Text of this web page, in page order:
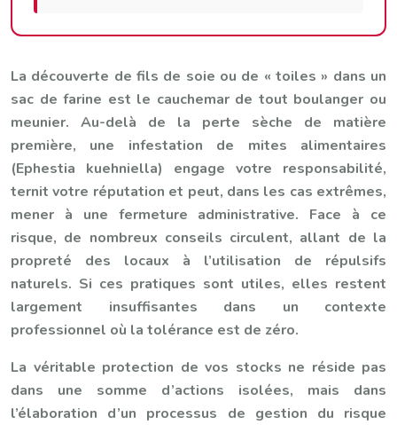
La découverte de fils de soie ou de « toiles » dans un
sac de farine est le cauchemar de tout boulanger ou
meunier. Au-delà de la perte sèche de matière
première, une infestation de mites alimentaires
(Ephestia kuehniella) engage votre responsabilité,
ternit votre réputation et peut, dans les cas extrêmes,
mener à une fermeture administrative. Face à ce
risque, de nombreux conseils circulent, allant de la
propreté des locaux à l’utilisation de répulsifs
naturels. Si ces pratiques sont utiles, elles restent
largement insuffisantes dans un contexte
professionnel où la tolérance est de zéro.
La véritable protection de vos stocks ne réside pas
dans une somme d’actions isolées, mais dans
l’élaboration d’un processus de gestion du risque